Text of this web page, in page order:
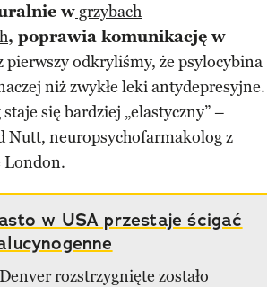
w grzybach
, poprawia komunikację w
pierwszy odkryliśmy, że psylocybina
niż zwykłe leki antydepresyjne.
się bardziej „elastyczny” –
Nutt, neuropsychofarmakolog z
London.
w USA przestaje ścigać
rozstrzygnięte zostało